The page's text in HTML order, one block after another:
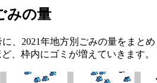
みの量
に、2021年地方別ごみの量をまと
、枠内にゴミが増えていきます。